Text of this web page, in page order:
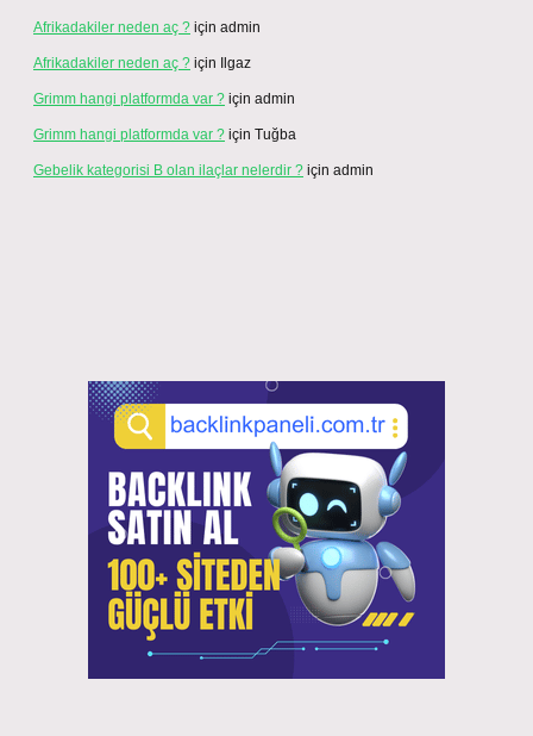
Afrikadakiler neden aç ? için admin
Afrikadakiler neden aç ? için Ilgaz
Grimm hangi platformda var ? için admin
Grimm hangi platformda var ? için Tuğba
Gebelik kategorisi B olan ilaçlar nelerdir ? için admin